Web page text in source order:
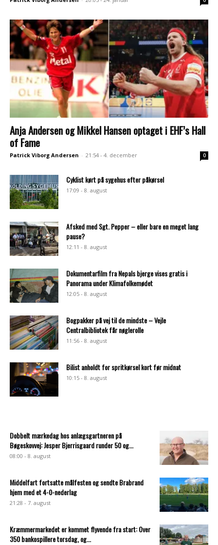
Anja Andersen og Mikkel Hansen optaget i EHF’s Hall
of Fame
Patrick Viborg Andersen - 21:54 - 4. december 0
Cyklist kørt på sygehus efter påkørsel
17:09 - 8. august
Afsked med Sgt. Pepper – eller bare en meget lang
pause?
12:11 - 8. august
Dokumentarfilm fra Nepals bjerge vises gratis i
Panorama under Klimafolkemødet
12:05 - 8. august
Bogpakker på vej til de mindste – Vejle
Centralbibliotek får nøglerolle
11:56 - 8. august
Bilist anholdt for spritkørsel kort før midnat
10:15 - 8. august
Dobbelt mærkedag hos anlægsgartneren på
Bøgeskovvej: Jesper Bjerrisgaard runder 50 og...
08:00 - 8. august
Middelfart fortsatte målfesten og sendte Brabrand
hjem med et 4-0-nederlag
21:28 - 7. august
Kræmmermarkedet er kommet flyvende fra start: Over
350 bankospillere torsdag, og...